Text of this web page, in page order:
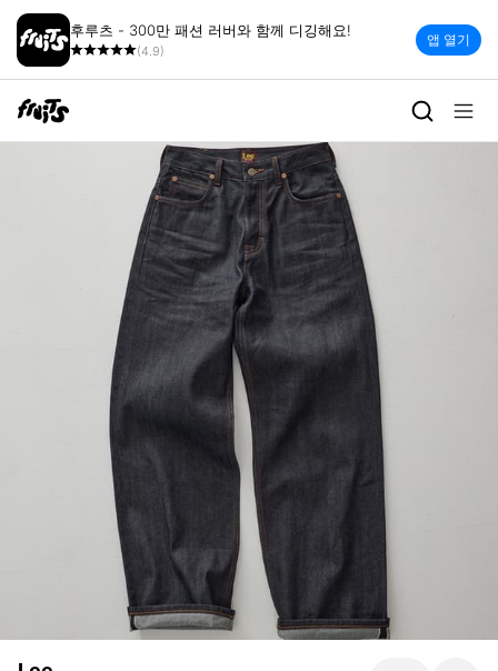
후루츠 - 300만 패션 러버와 함께 디깅해요!
(4.9)
앱 열기